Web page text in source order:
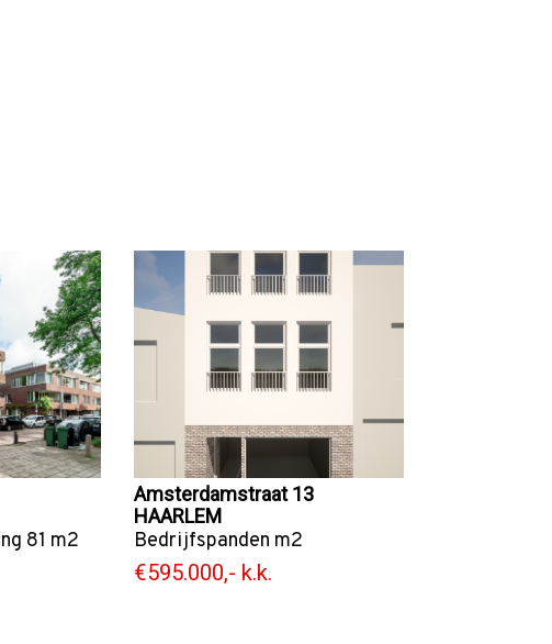
81 m2
Amsterdamstraat 13
HAARLEM
Bedrijfspanden m2
€595.000,- k.k.